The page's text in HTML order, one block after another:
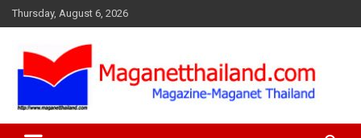
Skip
to
Thursday, August 6, 2026